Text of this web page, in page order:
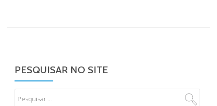
PESQUISAR NO SITE